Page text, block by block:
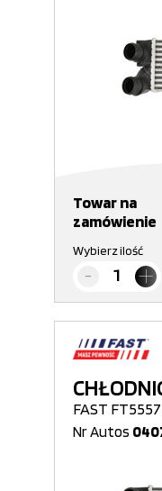
Towar na
zamówienie
Wybierz ilość
FAST
Nr Autos